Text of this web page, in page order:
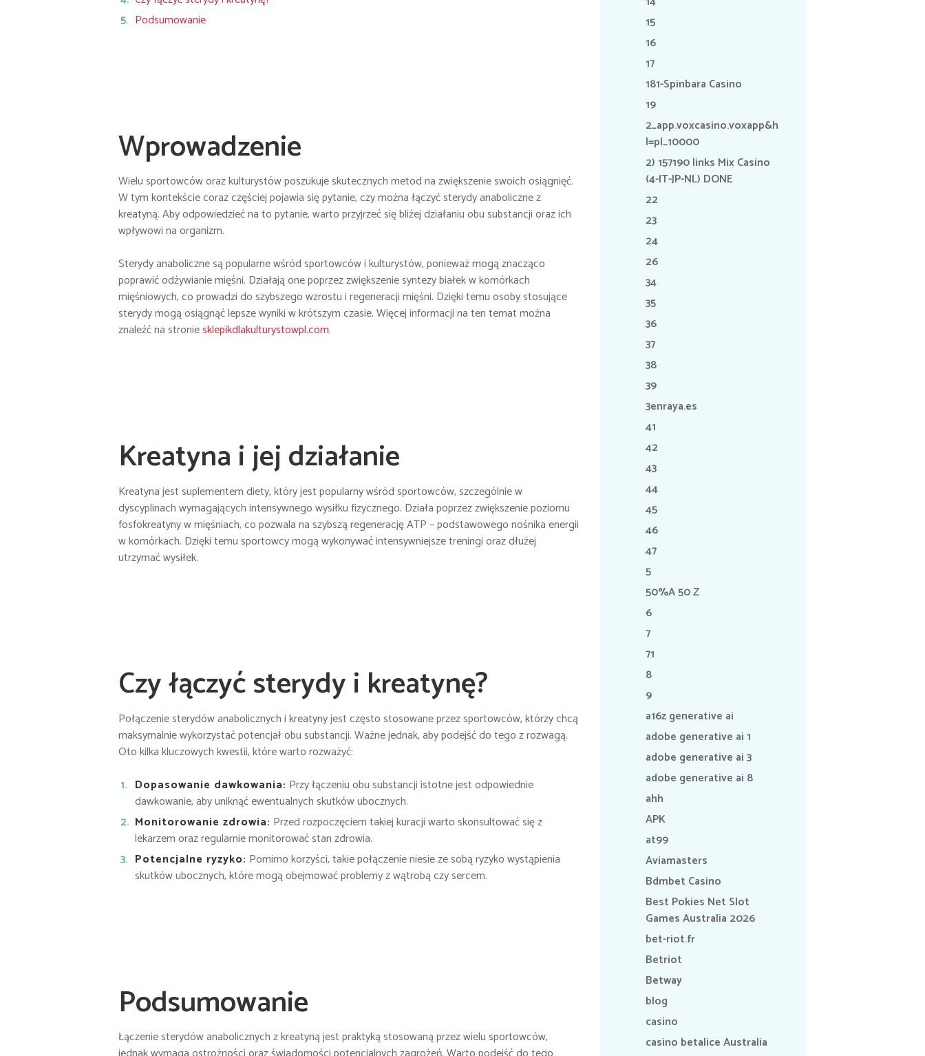
Podsumowanie
Wprowadzenie
Wielu sportowców oraz kulturystów poszukuje skutecznych metod na zwiększenie swoich osiągnięć.
W tym kontekście coraz częściej pojawia się pytanie, czy można łączyć sterydy anaboliczne z
kreatyną. Aby odpowiedzieć na to pytanie, warto przyjrzeć się bliżej działaniu obu substancji oraz ich
wpływowi na organizm.
Sterydy anaboliczne są popularne wśród sportowców i kulturystów, ponieważ mogą znacząco
poprawić odżywianie mięśni. Działają one poprzez zwiększenie syntezy białek w komórkach
mięśniowych, co prowadzi do szybszego wzrostu i regeneracji mięśni. Dzięki temu osoby stosujące
sterydy mogą osiągnąć lepsze wyniki w krótszym czasie. Więcej informacji na ten temat można
znaleźć na stroniesklepikdlakulturystowpl.com.
Kreatyna i jej działanie
Kreatyna jest suplementem diety, który jest popularny wśród sportowców, szczególnie w
dyscyplinach wymagających intensywnego wysiłku fizycznego. Działa poprzez zwiększenie poziomu
fosfokreatyny w mięśniach, co pozwala na szybszą regenerację ATP – podstawowego nośnika energii
w komórkach. Dzięki temu sportowcy mogą wykonywać intensywniejsze treningi oraz dłużej
utrzymać wysiłek.
Czy łączyć sterydy i kreatynę?
Połączenie sterydów anabolicznych i kreatyny jest często stosowane przez sportowców, którzy chcą
maksymalnie wykorzystać potencjał obu substancji. Ważne jednak, aby podejść do tego z rozwagą.
Oto kilka kluczowych kwestii, które warto rozważyć:
Dopasowanie dawkowania: Przy łączeniu obu substancji istotne jest odpowiednie
dawkowanie, aby uniknąć ewentualnych skutków ubocznych.
Monitorowanie zdrowia: Przed rozpoczęciem takiej kuracji warto skonsultować się z
lekarzem oraz regularnie monitorować stan zdrowia.
Potencjalne ryzyko: Pomimo korzyści, takie połączenie niesie ze sobą ryzyko wystąpienia
skutków ubocznych, które mogą obejmować problemy z wątrobą czy sercem.
Podsumowanie
Łączenie sterydów anabolicznych z kreatyną jest praktyką stosowaną przez wielu sportowców,
15
16
17
181-Spinbara Casino
19
2_app.voxcasino.voxapp&h
l=pl_10000
2) 157190 links Mix Casino
(4-IT-JP-NL) DONE
22
23
24
26
34
35
36
37
38
39
3enraya.es
41
42
43
44
45
46
47
5
50%A 50 Z
6
7
71
8
9
a16z generative ai
adobe generative ai 1
adobe generative ai 3
adobe generative ai 8
ahh
APK
at99
Aviamasters
Bdmbet Casino
Best Pokies Net Slot
Games Australia 2026
bet-riot.fr
Betriot
Betway
blog
casino
casino betalice Australia